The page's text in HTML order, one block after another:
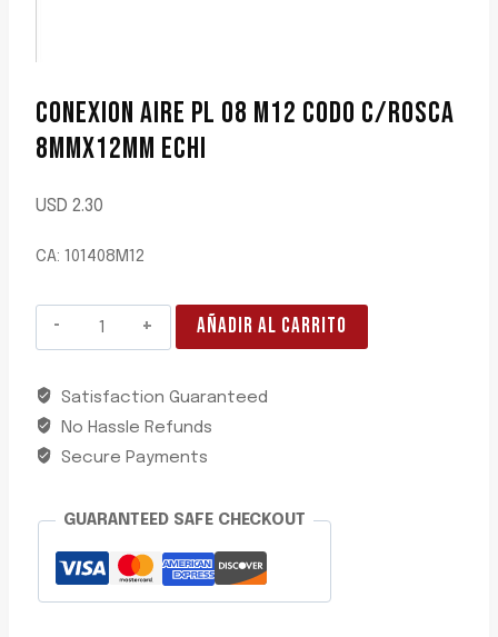
CONEXION AIRE PL 08 M12 CODO C/ROSCA
8MMX12MM ECHI
USD 2.30
CA: 101408M12
CONEXION
AIRE
08
M12
CODO
8MMX12MM
cantidad
AÑADIR AL CARRITO
Satisfaction Guaranteed
No Hassle Refunds
Secure Payments
GUARANTEED SAFE CHECKOUT